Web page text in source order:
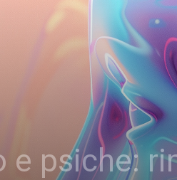
e psiche: